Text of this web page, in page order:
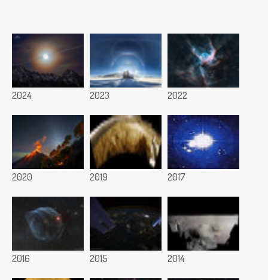
2024 2023 2022
2020 2019 2017
2016 2015 2014